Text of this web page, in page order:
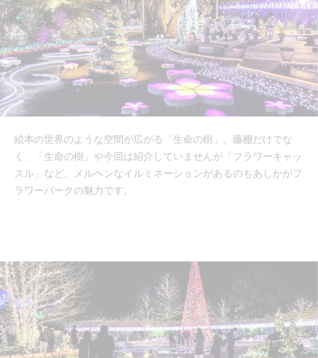
絵本の世界のような空間が広がる「生命の樹」。藤棚だけでな
く、「生命の樹」や今回は紹介していませんが「フラワーキャッ
スル」など、メルヘンなイルミネーションがあるのもあしかがフ
ラワーパークの魅力です。